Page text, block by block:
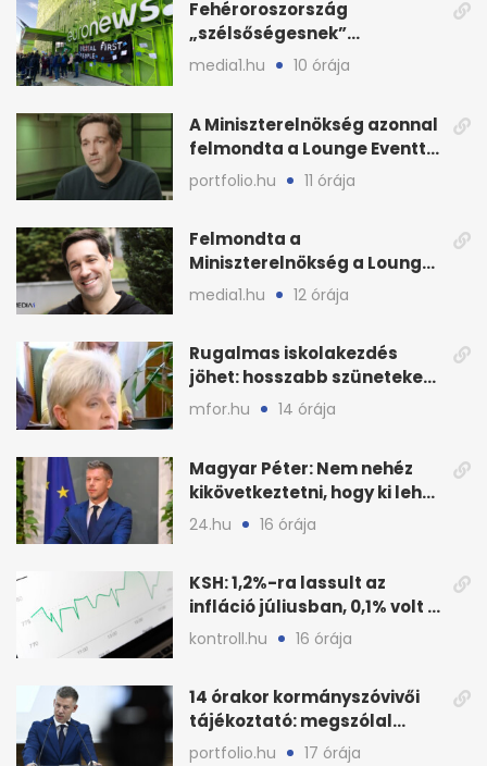
Fehéroroszország
„szélsőségesnek”
minősítette az Euronews
media1.hu 10 órája
A Miniszterelnökség azonnal
felmondta a Lounge Eventtel
kötött szerződést
portfolio.hu 11 órája
Felmondta a
Miniszterelnökség a Lounge
Event keretszerződését
media1.hu 12 órája
Rugalmas iskolakezdés
jöhet: hosszabb szüneteket
javasolnak szeptembertől
mfor.hu 14 órája
Magyar Péter: Nem nehéz
kikövetkeztetni, hogy ki lehet
a három jelölt
24.hu 16 órája
KSH: 1,2%-ra lassult az
infláció júliusban, 0,1% volt a
havi áresés
kontroll.hu 16 órája
14 órakor kormányszóvivői
tájékoztató: megszólal
Magyar Péter is
portfolio.hu 17 órája